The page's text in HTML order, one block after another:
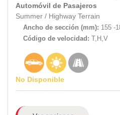
Automóvil de Pasajeros
Summer / Highway Terrain
Ancho de sección (mm): 155 -
Código de velocidad: T,H,V
No Disponible